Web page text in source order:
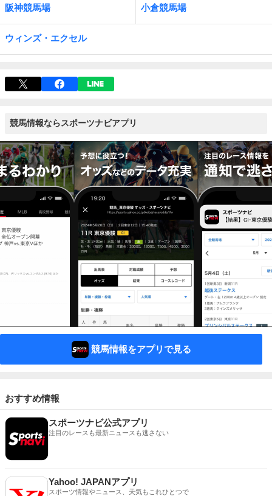
阪神競馬場 小倉競馬場
ウィンズ・エクセル
競馬情報ならスポーツナビアプリ
競馬情報をアプリで見る
おすすめ情報
スポーツナビ公式アプリ
注目のレースも最新ニュースも逃さない
Yahoo! JAPANアプリ
スポーツ情報やニュース、天気もこれひとつで